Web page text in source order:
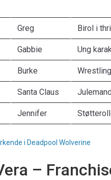
Greg Birol i
Gabbie Ung
Burke
Santa Claus
Jennifer
i Deadpool Wolverine
–